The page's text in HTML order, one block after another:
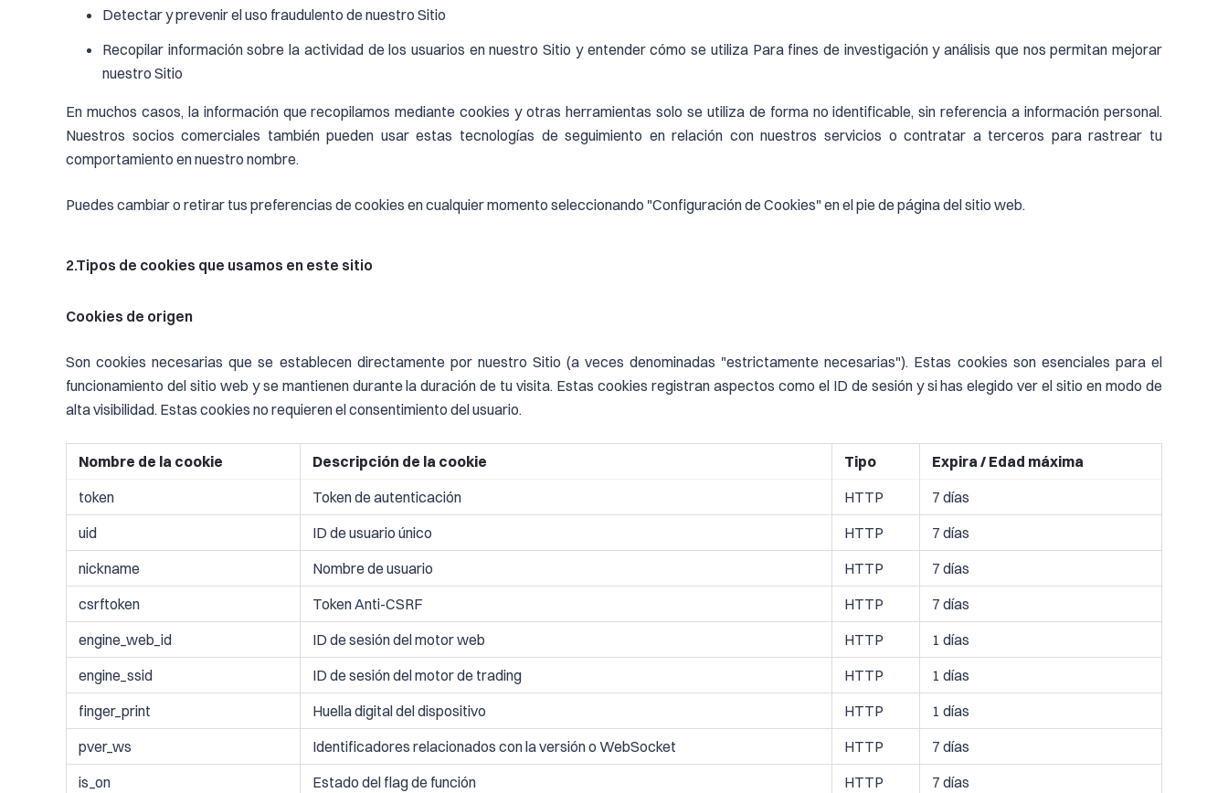
Detectar y prevenir el uso fraudulento de nuestro Sitio
Recopilar información sobre la actividad de los usuarios en nuestro Sitio y entender cómo se utiliza Para fines de investigación y análisis que nos permitan mejorar
nuestro Sitio
En muchos casos, la información que recopilamos mediante cookies y otras herramientas solo se utiliza de forma no identificable, sin referencia a información personal.
Nuestros socios comerciales también pueden usar estas tecnologías de seguimiento en relación con nuestros servicios o contratar a terceros para rastrear tu
comportamiento en nuestro nombre.
Puedes cambiar o retirar tus preferencias de cookies en cualquier momento seleccionando "Configuración de Cookies" en el pie de página del sitio web.
2.Tipos de cookies que usamos en este sitio
Cookies de origen
Son cookies necesarias que se establecen directamente por nuestro Sitio (a veces denominadas "estrictamente necesarias"). Estas cookies son esenciales para el
funcionamiento del sitio web y se mantienen durante la duración de tu visita. Estas cookies registran aspectos como el ID de sesión y si has elegido ver el sitio en modo de
alta visibilidad. Estas cookies no requieren el consentimiento del usuario.
Nombre de la cookie Descripción de la cookie Tipo
Expira / Edad máxima
token
Token de autenticación HTTP
7 días
uid
ID de usuario único HTTP
7 días
nickname
Nombre de usuario HTTP
7 días
csrftoken
Token Anti-CSRF HTTP
7 días
engine_web_id
ID de sesión del motor web HTTP
1 días
engine_ssid
ID de sesión del motor de trading HTTP
1 días
finger_print
Huella digital del dispositivo HTTP
1 días
pver_ws
Identificadores relacionados con la versión o WebSocket HTTP
7 días
is_on
Estado del flag de función HTTP
7 días